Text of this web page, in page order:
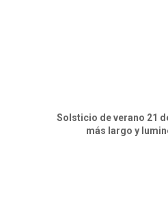
Solsticio de verano 21
más largo y